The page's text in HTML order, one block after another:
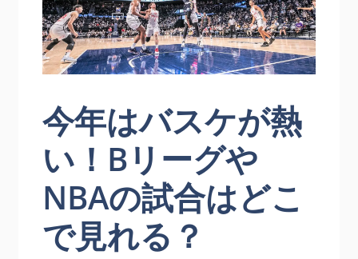
今年はバスケが熱
い！Bリーグや
NBAの試合はどこ
で見れる？